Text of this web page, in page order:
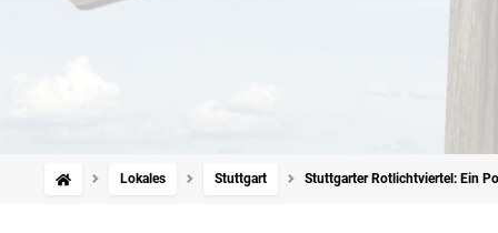
Lokales Stuttgart Stuttgarter Rotlichtviertel: Ein